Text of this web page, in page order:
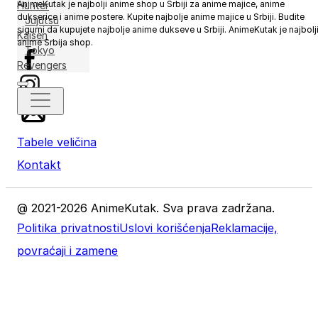
Hunter
Jujutsu
Kaisen
Tokyo
Revengers
AnimeKutak je najbolji anime shop u Srbiji za anime majice, anime
dukserice i anime postere. Kupite najbolje anime majice u Srbiji. Budite
sigurni da kupujete najbolje anime dukseve u Srbiji. AnimeKutak je najbolji
anime Srbija shop.
Tabele veličina
Kontakt
@ 2021-2026 AnimeKutak. Sva prava zadržana.
Politika privatnostiUslovi korišćenjaReklamacije,
povraćaji i zamene